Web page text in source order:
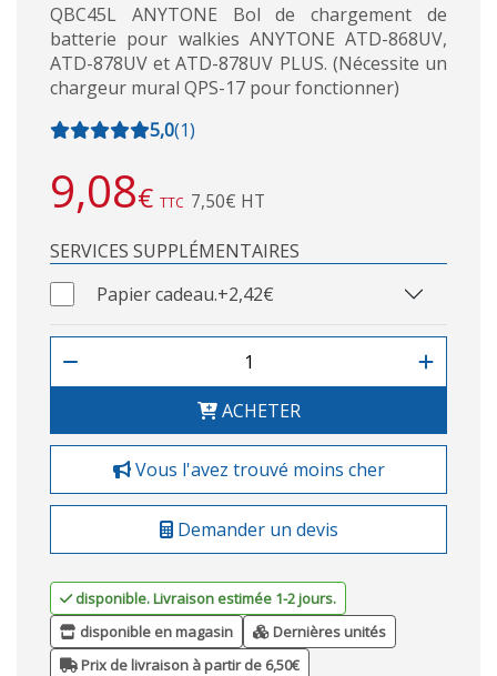
QBC45L ANYTONE Bol de chargement de
batterie pour walkies ANYTONE ATD-868UV,
ATD-878UV et ATD-878UV PLUS. (Nécessite un
chargeur mural QPS-17 pour fonctionner)
5,0(1)
9,08€ TTC 7,50€ HT
SERVICES SUPPLÉMENTAIRES
Papier cadeau.+2,42€
ACHETER
Vous l'avez trouvé moins cher
Demander un devis
disponible. Livraison estimée 1-2 jours.
disponible en magasin
Dernières unités
Prix de livraison à partir de 6,50€